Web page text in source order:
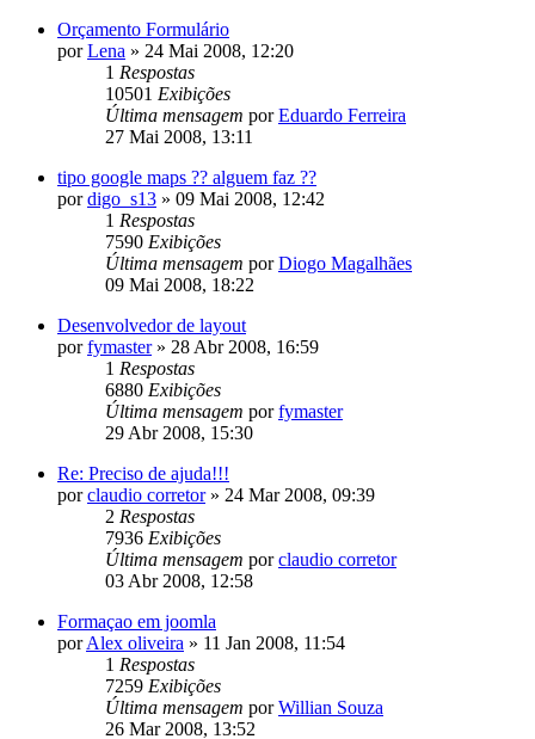
Orçamento Formulário
porLena » 24 Mai 2008, 12:20
1 Respostas
10501 Exibições
Última mensagem porEduardo Ferreira
27 Mai 2008, 13:11
tipo google maps ?? alguem faz ??
pordigo_s13 » 09 Mai 2008, 12:42
1 Respostas
7590 Exibições
Última mensagem porDiogo Magalhães
09 Mai 2008, 18:22
Desenvolvedor de layout
porfymaster» 28 Abr 2008, 16:59
1 Respostas
6880 Exibições
Última mensagem porfymaster
29 Abr 2008, 15:30
Re: Preciso de ajuda!!!
porclaudio corretor» 24 Mar 2008, 09:39
2 Respostas
7936 Exibições
Última mensagem porclaudio corretor
03 Abr 2008, 12:58
Formaçao em joomla
porAlex oliveira » 11 Jan 2008, 11:54
1 Respostas
7259 Exibições
Última mensagem porWillian Souza
26 Mar 2008, 13:52